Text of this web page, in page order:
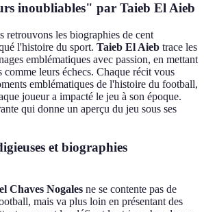
inoubliables" par Taieb El Aieb
retrouvons les biographies de cent
l'histoire du sport. Taieb El Aieb trace les
emblématiques avec passion, en mettant
comme leurs échecs. Chaque récit vous
emblématiques de l'histoire du football,
joueur a impacté le jeu à son époque.
qui donne un aperçu du jeu sous ses
et biographies
Chaves Nogales ne se contente pas de
mais va plus loin en présentant des